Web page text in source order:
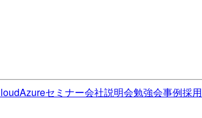
Azureセミナー会社説明会勉強会事例採用